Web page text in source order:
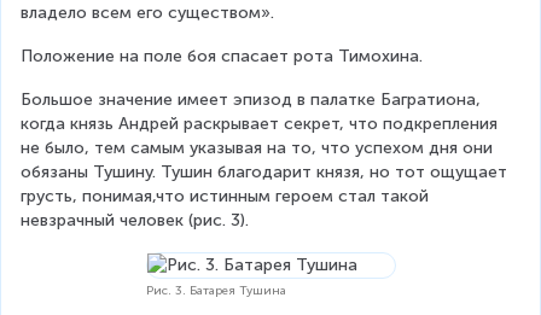
владело всем его существом».
Положение на поле боя спасает рота Тимохина.
Большое значение имеет эпизод в палатке Багратиона,
когда князь Андрей раскрывает секрет, что подкрепления
не было, тем самым указывая на то, что успехом дня они
обязаны Тушину. Тушин благодарит князя, но тот ощущает
грусть, понимая,что истинным героем стал такой
невзрачный человек (рис. 3).
Рис. 3. Батарея Тушина